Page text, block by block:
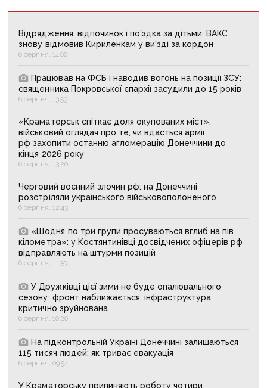
Відрядження, відпочинок і поїздка за дітьми: ВАКС
знову відмовив Кириленкам у виїзді за кордон
6 серпня, 14:00
Працював на ФСБ і наводив вогонь на позиції ЗСУ:
священника Покровської єпархії засудили до 15 років
6 серпня, 13:53
«Краматорськ спіткає доля окупованих міст»:
військовий оглядач про те, чи вдасться армії
рф захопити останню агломерацію Донеччини до
кінця 2026 року
6 серпня, 13:20
Черговий воєнний злочин рф: на Донеччині
розстріляли українського військовополоненого
6 серпня, 12:43
«Щодня по три групи просуваються вглиб на пів
кілометра»: у Костянтинівці досвідчених офіцерів рф
відправляють на штурми позицій
6 серпня, 11:35
У Дружківці цієї зими не буде опалювального
сезону: фронт наближається, інфраструктура
критично зруйнована
6 серпня, 10:20
На підконтрольній Україні Донеччині залишаються
115 тисяч людей: як триває евакуація
6 серпня, 09:54
У Краматорську припиняють роботу чотири